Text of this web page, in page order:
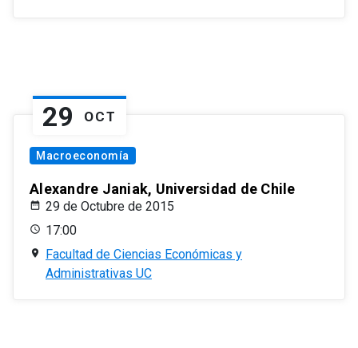
29 OCT
Macroeconomía
Alexandre Janiak, Universidad de Chile
29 de Octubre de 2015
17:00
Facultad de Ciencias Económicas y
Administrativas UC